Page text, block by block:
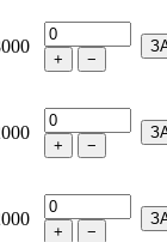
+ −
+ −
+ −